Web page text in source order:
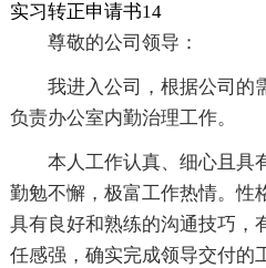
实习转正申请书14
尊敬的公司领导：
我进入公司，根据公司的
负责办公室内勤治理工作。
本人工作认真、细心且具
勤勉不懈，极富工作热情。性
具有良好和熟练的沟通技巧，
任感强，确实完成领导交付的